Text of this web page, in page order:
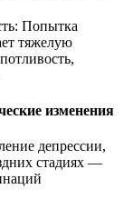
Попытка
тяжелую
изменения
депрессии,
стадиях —